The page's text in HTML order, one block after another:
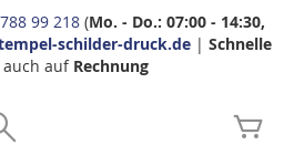
99 218 (Mo. - Do.: 07:00 - 14:30,
schilder-druck.de| Schnelle
auch auf Rechnung